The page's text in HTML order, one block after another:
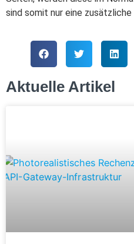
sind somit nur eine
Aktuelle Artikel